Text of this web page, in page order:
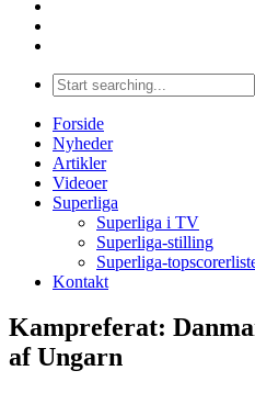
Forside
Nyheder
Artikler
Videoer
Superliga
Superliga i TV
Superliga-stilling
Superliga-
Kontakt
Kampreferat:
af Ungarn